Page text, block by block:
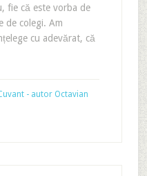
fie că este vorba de
de colegi. Am
cu adevărat, că
- autor Octavian